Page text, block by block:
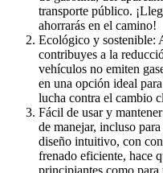
transporte público.
ahorrarás en el camino!
Ecológico y sostenible:
contribuyes a la
vehículos no emiten
en una opción ideal
lucha contra el cambio
Fácil de usar y
de manejar, incluso
diseño intuitivo, con
frenado eficiente, hace
principiantes como para